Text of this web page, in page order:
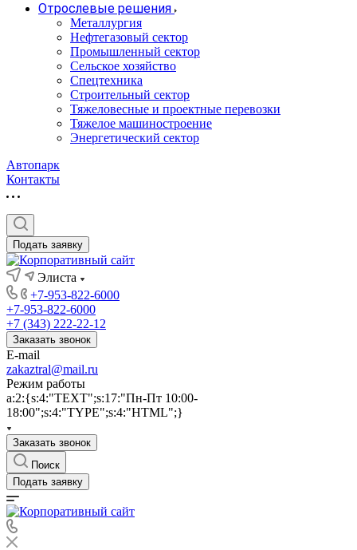
Отрослевые решения
Металлургия
Нефтегазовый сектор
Промышленный сектор
Сельское хозяйство
Спецтехника
Строительный сектор
Тяжеловесные и проектные перевозки
Тяжелое машиностроение
Энергетический сектор
Автопарк
Контакты
Подать заявку
Элиста
+7-953-822-6000
+7-953-822-6000
+7 (343) 222-22-12
Заказать звонок
E-mail
zakaztral@mail.ru
Режим работы
a:2:{s:4:"TEXT";s:17:"Пн-Пт 10:00-
18:00";s:4:"TYPE";s:4:"HTML";}
Заказать звонок
Поиск
Подать заявку